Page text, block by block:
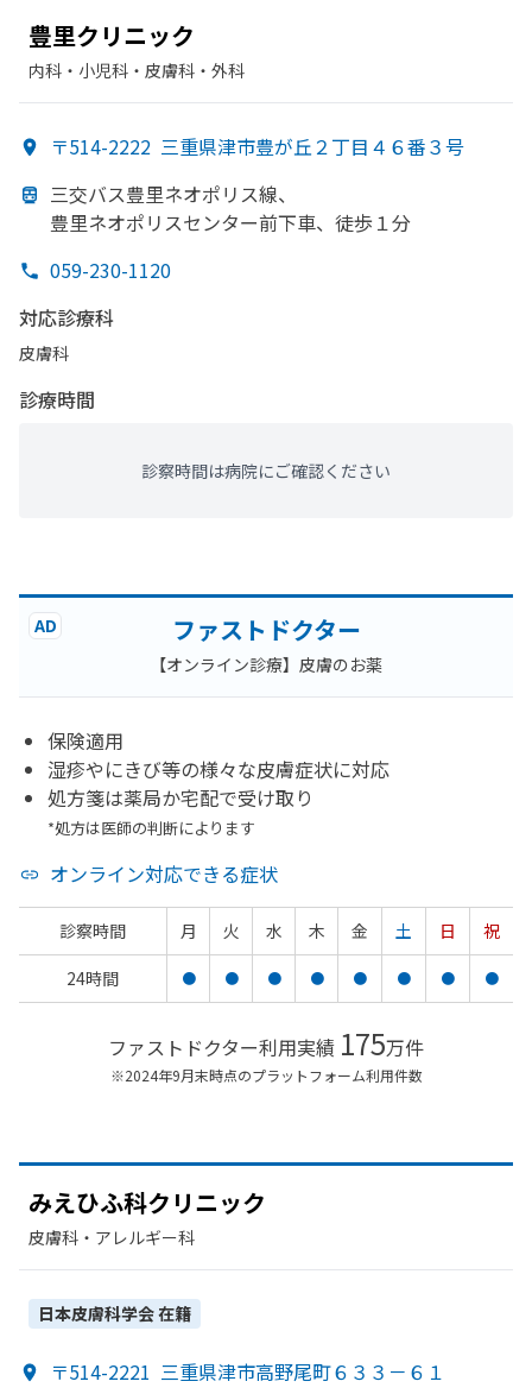
豊里クリニック
内科・​小児科・​皮膚科・​外科
〒514-2222 三重県津市豊が丘２丁目４６番３号
三交バス豊里ネオポリス線、
豊里ネオポリスセンター前下車、 徒歩１分
059-230-1120
対応診療科
皮膚科
診療時間
診察時間は病院にご確認ください
AD ファストドクター
【オンライン診療】皮膚のお薬
保険適用
湿疹やにきび等の様々な皮膚症状に対応
処方箋は薬局か宅配で受け取り
*処方は医師の判断によります
オンライン対応できる症状
診察時間 月 火 水 木 金 土 日
祝
24時間
● ● ● ● ● ● ● ●
ファストドクター利用実績 175万件
※2024年9月末時点のプラットフォーム利用件数
みえひふ科ク リニック
皮膚科・​アレルギー科
日本皮膚科学会在籍
〒514-2221 三重県津市高野尾町６３３－６１